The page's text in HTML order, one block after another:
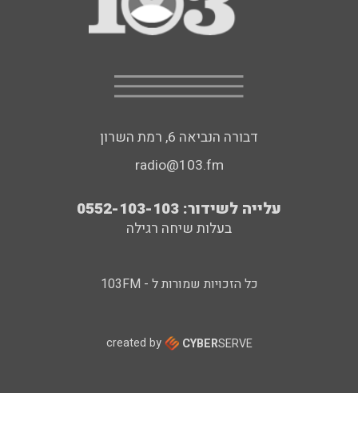
דבורה הנביאה 6, רמת השרון
radio@103.fm
עלייה לשידור: 0552-103-103
בעלות שיחה רגילה
כל הזכויות שמורות ל - 103FM
created by CYBERSERVE